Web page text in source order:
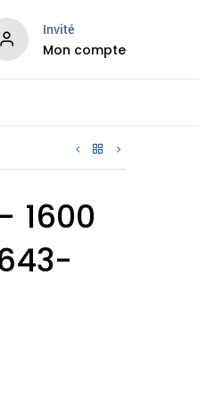
Invité
Mon compte
1600